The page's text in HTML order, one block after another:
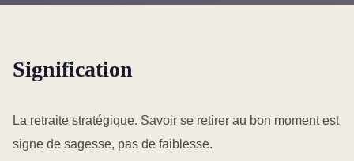
Signification
La retraite stratégique. Savoir se retirer au bon moment est
signe de sagesse, pas de faiblesse.